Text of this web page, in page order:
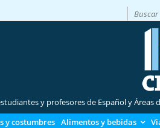
y profesores de Español y Áreas
y costumbres Alimentos y bebidas